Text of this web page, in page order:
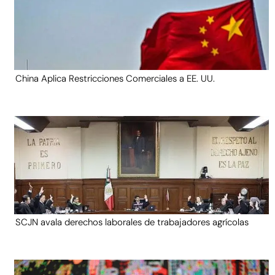
China Aplica Restricciones Comerciales a EE. UU.
SCJN avala derechos laborales de trabajadores agrícolas